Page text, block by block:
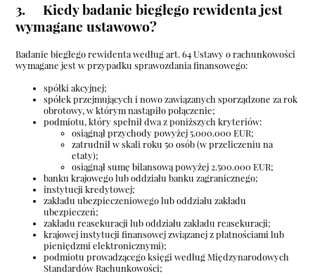
3. Kiedy badanie biegłego rewidenta jest
wymagane ustawowo?
Badanie biegłego rewidenta według art. 64 Ustawy o rachunkowości
wymagane jest w przypadku sprawozdania finansowego:
spółki akcyjnej;
spółek przejmujących i nowo zawiązanych sporządzone za rok
obrotowy, w którym nastąpiło połączenie;
podmiotu, który spełnił dwa z poniższych kryteriów:
osiągnął przychody powyżej 5.000.000 EUR;
zatrudnił w skali roku 50 osób (w przeliczeniu na
etaty);
osiągnął sumę bilansową powyżej 2.500.000 EUR;
banku krajowego lub oddziału banku zagranicznego;
instytucji kredytowej;
zakładu ubezpieczeniowego lub oddziału zakładu
ubezpieczeń;
zakładu reasekuracji lub oddziału zakładu reasekuracji;
krajowej instytucji finansowej związanej z płatnościami lub
pieniędzmi elektronicznymi);
podmiotu prowadzącego księgi według Międzynarodowych
Standardów Rachunkowości;